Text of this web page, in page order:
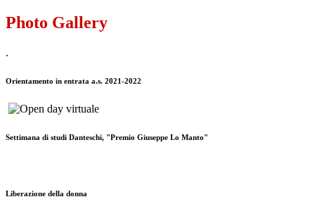
Photo Gallery
.
Orientamento in entrata a.s. 2021-2022
Settimana di studi Danteschi, "Premio Giuseppe Lo Manto"
Liberazione della donna